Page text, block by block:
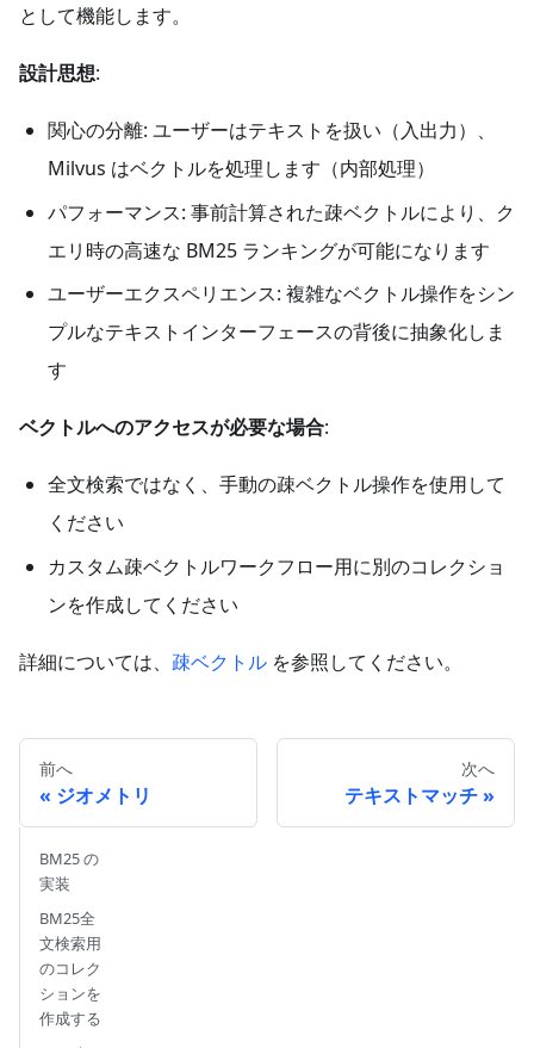
として機能します。
設計思想:
関心の分離: ユーザーはテキストを扱い（入出力）、
Milvus はベクトルを処理します（内部処理）
パフォーマンス: 事前計算された疎ベクトルにより、ク
エリ時の高速な BM25 ランキングが可能になります
ユーザーエクスペリエンス: 複雑なベクトル操作をシン
プルなテキストインターフェースの背後に抽象化しま
す
ベクトルへのアクセスが必要な場合:
全文検索ではなく、手動の疎ベクトル操作を使用して
ください
カスタム疎ベクトルワークフロー用に別のコレクショ
ンを作成してください
詳細については、 疎ベクトル を参照してください。
前へ
ジオメトリ
次へ
テキストマッチ
BM25 の
実装
BM25全
文検索用
のコレク
ションを
作成する